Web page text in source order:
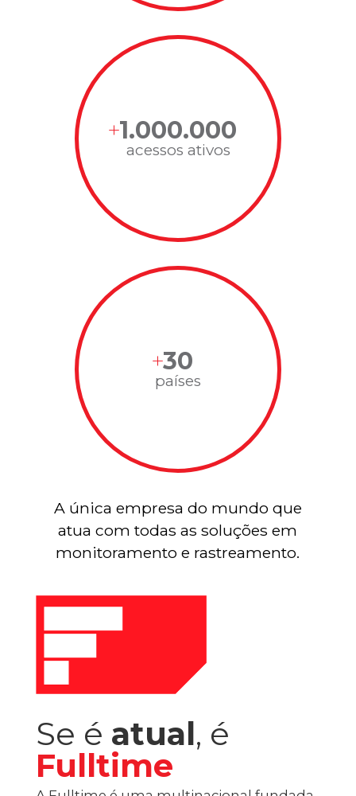
1.000.000
acessos ativos
30
países
A única empresa do mundo que
atua com todas as soluções em
monitoramento e rastreamento.
Se é atual, é
Fulltime